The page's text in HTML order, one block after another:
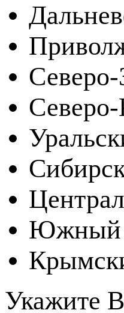
Укажите